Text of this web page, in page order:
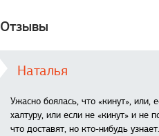
Отзывы
Наталья
Ужасно боялась, что «кинут», или,
халтуру, или если не «кинут» и не
что доставят, но кто-нибудь